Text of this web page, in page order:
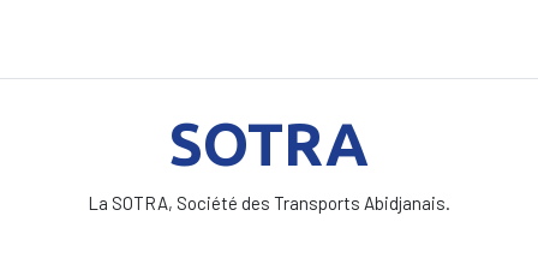
SOTRA
La SOTRA, Société des Transports Abidjanais.